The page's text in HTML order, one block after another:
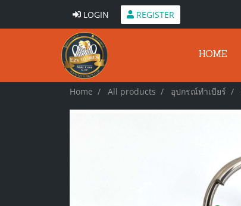
LOGIN REGISTER
HOME
Home All products อุปกรณ์ทำเบียร์